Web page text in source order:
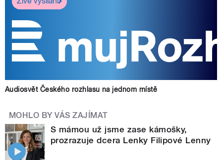
Audiosvět Českého rozhlasu na jednom místě
MOHLO BY VÁS ZAJÍMAT
S mámou už jsme zase kámošky,
prozrazuje dcera Lenky Filipové Lenny